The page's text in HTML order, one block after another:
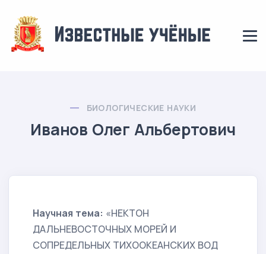
БИОЛОГИЧЕСКИЕ НАУКИ
Иванов Олег Альбертович
Научная тема: «НЕКТОН
ДАЛЬНЕВОСТОЧНЫХ МОРЕЙ И
СОПРЕДЕЛЬНЫХ ТИХООКЕАНСКИХ ВОД